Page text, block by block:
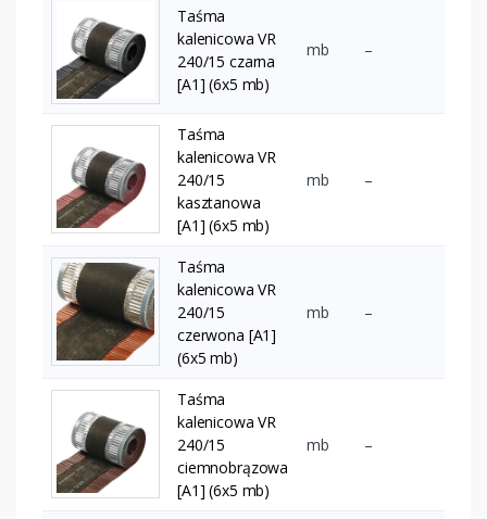
Taśma
kalenicowa VR
240/15 czarna
[A1] (6x5 mb)
mb –
Taśma
kalenicowa VR
240/15
kasztanowa
[A1] (6x5 mb)
mb –
Taśma
kalenicowa VR
240/15
czerwona [A1]
(6x5 mb)
mb –
Taśma
kalenicowa VR
240/15
ciemnobrązowa
[A1] (6x5 mb)
mb –